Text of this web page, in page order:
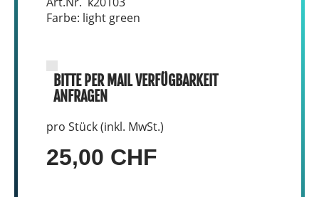
Farbe: light green
BITTE PER MAIL VERFÜGBARKEIT
ANFRAGEN
pro Stück (inkl. MwSt.)
25,00 CHF